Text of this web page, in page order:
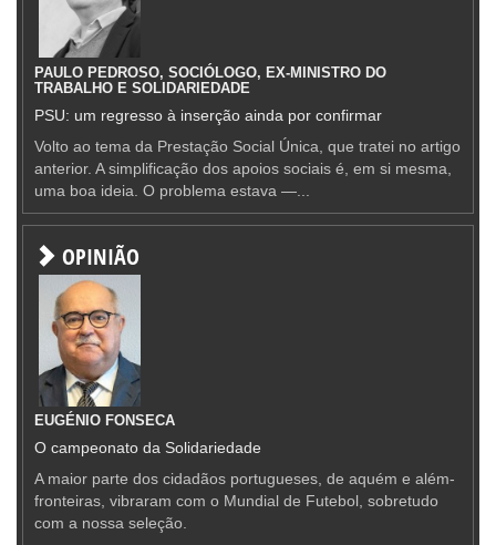
PAULO PEDROSO, SOCIÓLOGO, EX-MINISTRO DO
TRABALHO E SOLIDARIEDADE
PSU: um regresso à inserção ainda por confirmar
Volto ao tema da Prestação Social Única, que tratei no artigo
anterior. A simplificação dos apoios sociais é, em si mesma,
uma boa ideia. O problema estava —...
OPINIÃO
EUGÉNIO FONSECA
O campeonato da Solidariedade
A maior parte dos cidadãos portugueses, de aquém e além-
fronteiras, vibraram com o Mundial de Futebol, sobretudo
com a nossa seleção.